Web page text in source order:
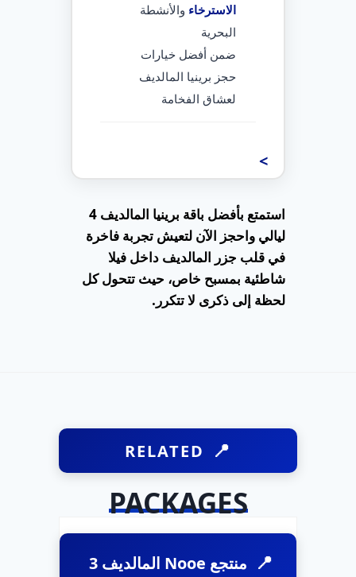
الاسترخاء والأنشطة
البحرية
ضمن أفضل خيارات
حجز برينيا المالديف
لعشاق الفخامة
استمتع بأفضل باقة برينيا المالديف 4
ليالي واحجز الآن لتعيش تجربة فاخرة
في قلب جزر المالديف داخل فيلا
شاطئية بمسبح خاص، حيث تتحول كل
لحظة إلى ذكرى لا تتكرر.
RELATED
PACKAGES
منتجع Nooe المالديف 3